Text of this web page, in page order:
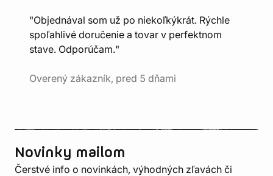
"Objednával som už po niekoľkýkrát. Rýchle
spoľahlivé doručenie a tovar v perfektnom
stave. Odporúčam."
Overený zákazník, pred 5 dňami
Novinky mailom
Čerstvé info o novinkách, výhodných zľavách či